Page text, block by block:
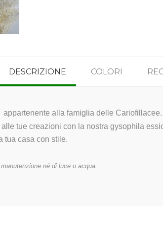
DESCRIZIONE COLORI
alla famiglia delle Cariofillacee.
tue creazioni con la nostra gysophila
tua casa con stile.
né di luce o acqua.